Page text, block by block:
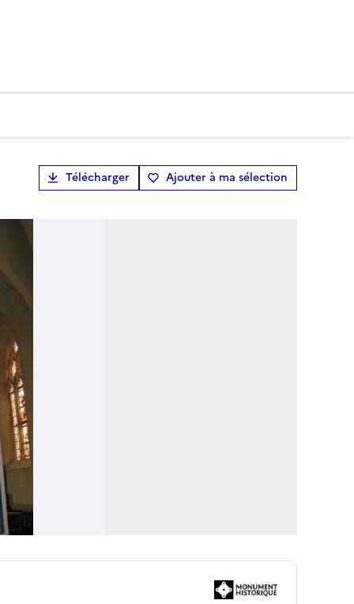
Télécharger Ajouter à ma sélection